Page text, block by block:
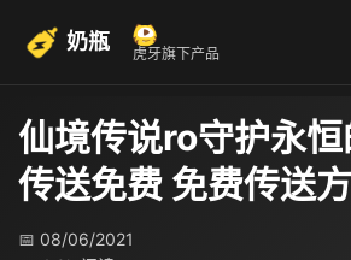
奶瓶 虎牙旗下产品
仙境传说ro守护永
传送免费 免费传送
📅 08/06/2021